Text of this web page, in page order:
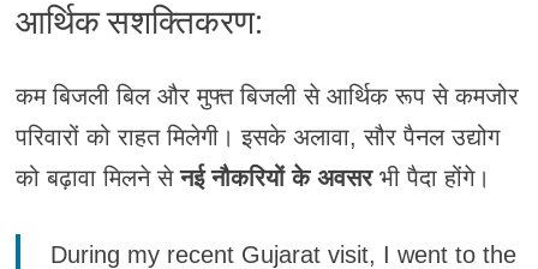
आर्थिक सशक्तिकरण:
कम बिजली बिल और मुफ्त बिजली से आर्थिक रूप से कमजोर
परिवारों को राहत मिलेगी। इसके अलावा, सौर पैनल उद्योग
को बढ़ावा मिलने सेनई नौकरियों के अवसरभी पैदा होंगे।
During my recent Gujarat visit, I went to the